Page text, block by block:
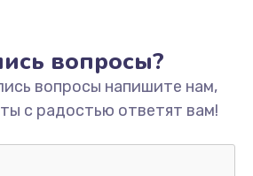
Pемонт карбюратора
1300 руб.
Заказать
вопросы?
вопросы напишите нам,
с радостью ответят вам!